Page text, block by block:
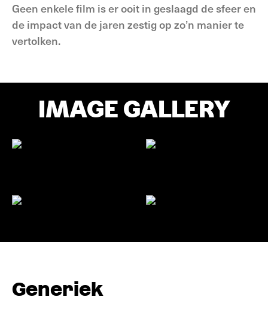
Geen enkele film is er ooit in geslaagd de sfeer en
de impact van de jaren zestig op zo’n manier te
vertolken.
IMAGE GALLERY
Generiek